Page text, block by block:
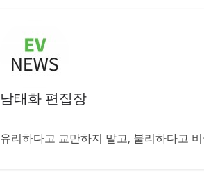
남태화 편집장
유리하다고 교만하지 말고, 불리하다고